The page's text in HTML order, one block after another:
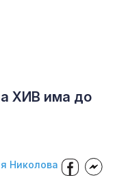
ХИВ има до
Николова